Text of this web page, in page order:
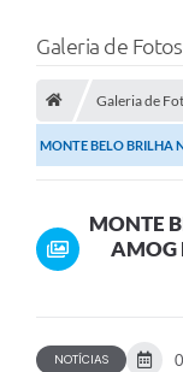
Galeria de Fotos
Galeria de
MONTE BELO BRILHA
MONTE
AMOG
NOTÍCIAS